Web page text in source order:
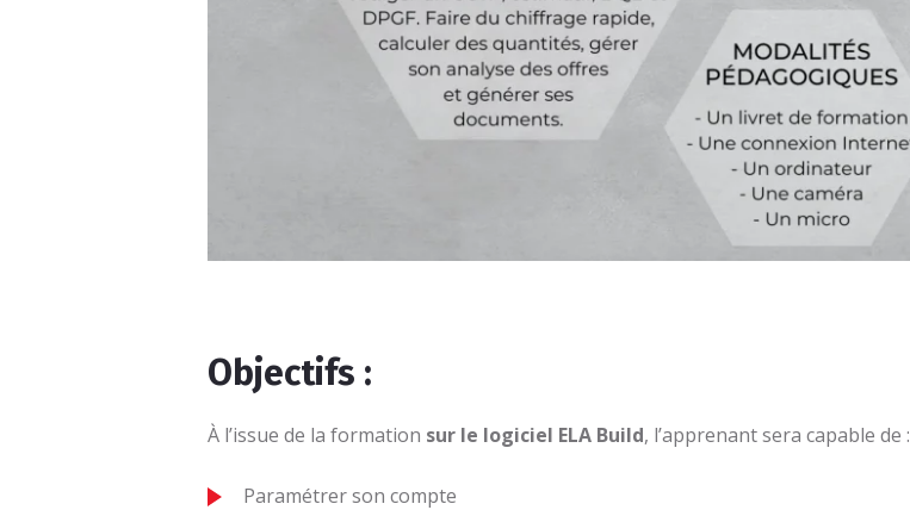
Objectifs :
À l’issue de la formation sur le logiciel ELA Build, l’apprenant sera capable de :
Paramétrer son compte